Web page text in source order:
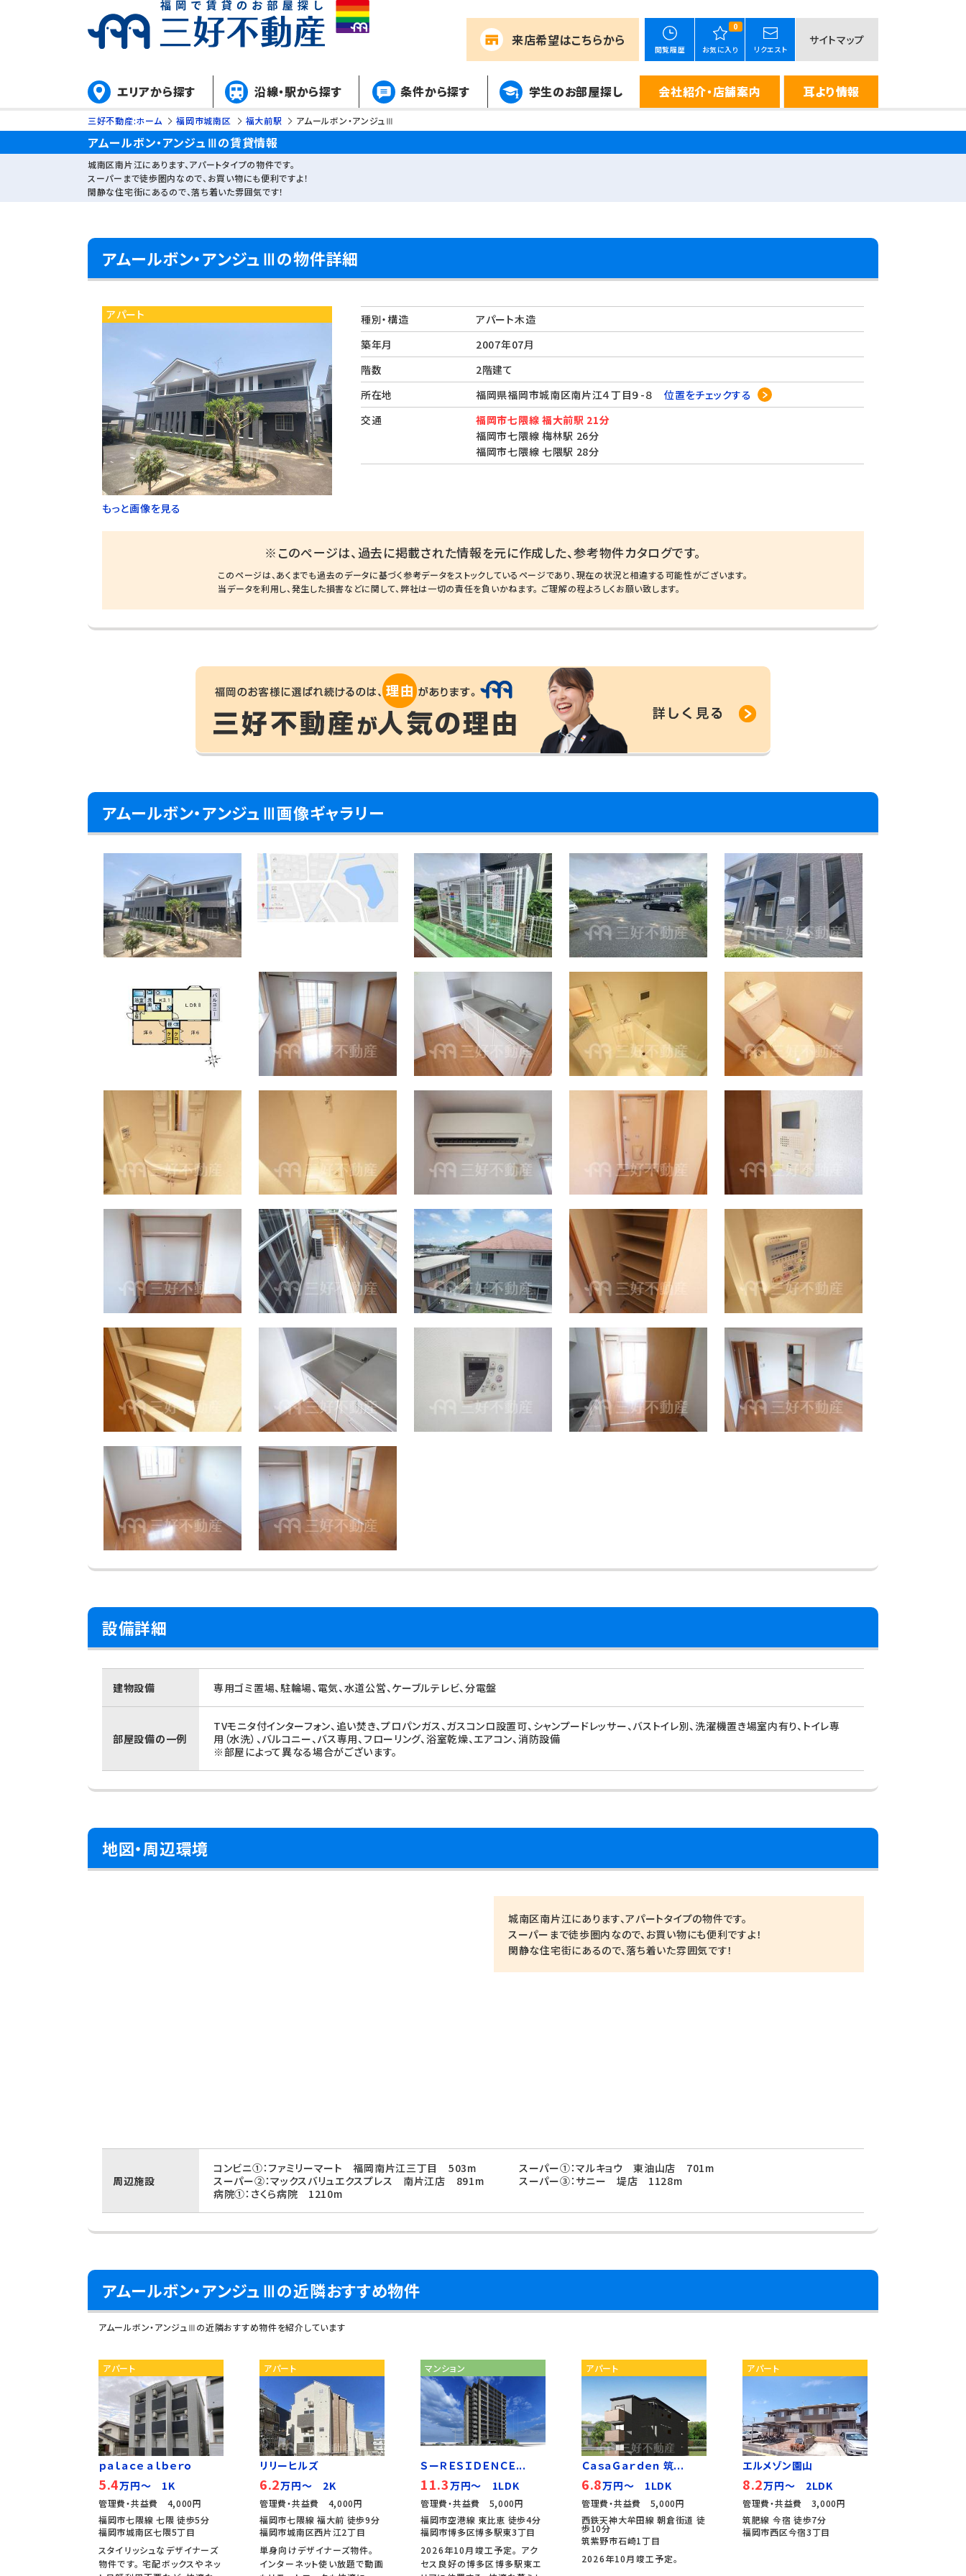
来店希望はこちらから
閲覧履歴
0
お気に入り リクエスト
サイトマップ
エリアから探す 沿線・駅から探す 条件から探す 学生のお部屋探し 会社紹介・店舗案内 耳より情報
三好不動産:ホーム 福岡市城南区 福大前駅 アムールボン・アンジュⅢ
アムールボン・アンジュⅢの賃貸情報
城南区南片江にあります、アパートタイプの物件です。
スーパーまで徒歩圏内なので、お買い物にも便利ですよ！
閑静な住宅街にあるので、落ち着いた雰囲気です！
アムールボン・アンジュⅢの物件詳細
アパート
もっと画像を見る
種別・構造
アパート木造
築年月
2007年07月
階数
2階建て
所在地
福岡県福岡市城南区南片江４丁目９-８位置をチェックする
交通
福岡市七隈線 福大前駅 21分
福岡市七隈線 梅林駅 26分
福岡市七隈線 七隈駅 28分
※このページは、過去に掲載された情報を元に作成した、参考物件カタログです。
このページは、あくまでも過去のデータに基づく参考データをストックしているページであり、現在の状況と相違する可能性がございます。
当データを利用し、発生した損害などに関して、弊社は一切の責任を負いかねます。 ご理解の程よろしくお願い致します。
アムールボン・アンジュⅢ画像ギャラリー
設備詳細
建物設備 専用ゴミ置場、駐輪場、電気、水道公営、ケーブルテレビ、分電盤
部屋設備の一例
TVモニタ付インターフォン、追い焚き、プロパンガス、ガスコンロ設置可、シャンプードレッサー、バストイレ別、洗濯機置き場室内有り、トイレ専
用（水洗）、バルコニー、バス専用、フローリング、浴室乾燥、エアコン、消防設備
※部屋によって異なる場合がございます。
地図・周辺環境
城南区南片江にあります、アパートタイプの物件です。
スーパーまで徒歩圏内なので、お買い物にも便利ですよ！
閑静な住宅街にあるので、落ち着いた雰囲気です！
周辺施設
コンビニ①：ファミリーマート 福岡南片江三丁目 503m
スーパー①：マルキョウ 東油山店 701m
スーパー②：マックスバリュエクスプレス 南片江店 891m
スーパー③：サニー 堤店 1128m
病院①：さくら病院 1210m
アムールボン・アンジュⅢの近隣おすすめ物件
アムールボン・アンジュⅢの近隣おすすめ物件を紹介しています
アパート
ｐａｌａｃｅ ａｌｂｅｒｏ
5.4万円～ 1K
管理費・共益費 4,000円
福岡市七隈線 七隈 徒歩5分
福岡市城南区七隈5丁目
スタイリッシュなデザイナーズ
物件です。 宅配ボックスやネッ
アパート
リリーヒルズ
6.2万円～ 2K
管理費・共益費 4,000円
福岡市七隈線 福大前 徒歩9分
福岡市城南区西片江2丁目
単身向けデザイナーズ物件。
インターネット使い放題で動画
マンション
ＳーＲＥＳＩＤＥＮＣＥ...
11.3万円～ 1LDK
管理費・共益費 5,000円
福岡市空港線 東比恵 徒歩4分
福岡市博多区博多駅東3丁目
2026年10月竣工予定。 アク
セス良好の博多区博多駅東エ
アパート
ＣａｓａＧａｒｄｅｎ 筑...
6.8万円～ 1LDK
管理費・共益費 5,000円
西鉄天神大牟田線 朝倉街道 徒
歩10分
筑紫野市石崎1丁目
2026年10月竣工予定。
アパート
エルメゾン園山
8.2万円～ 2LDK
管理費・共益費 3,000円
筑肥線 今宿 徒歩7分
福岡市西区今宿3丁目